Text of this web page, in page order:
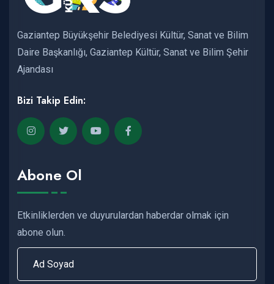
Gaziantep Büyükşehir Belediyesi Kültür, Sanat ve Bilim
Daire Başkanlığı, Gaziantep Kültür, Sanat ve Bilim Şehir
Ajandası
Bizi Takip Edin:
Abone Ol
Etkinliklerden ve duyurulardan haberdar olmak için
abone olun.